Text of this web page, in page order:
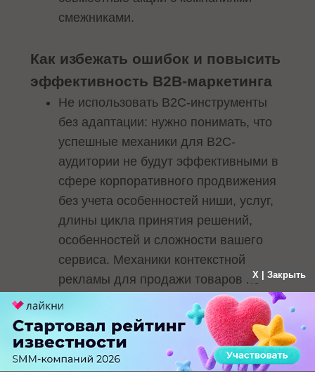
смежниками.
Как избежать ошибок и повысить
эффективность B2B-маркетинга
Не использовать B2C-инструменты
без адаптации: нужно понимать, что
успешные механики для B2C-
аудитории не будут эффективными в
сфере корпоративного продвижения
без учета особенностей ниши, услуг,
длины цикла принятия решений,
особенностей и сложности вашего
сервиса. Механики контекстной
рекламы для продажи товаров не
помогут. Необходимо проводить
глубокий анализ индустрии, а также
сегментировать аудиторию и
работать с каждым сегментом по
X | Закрыть